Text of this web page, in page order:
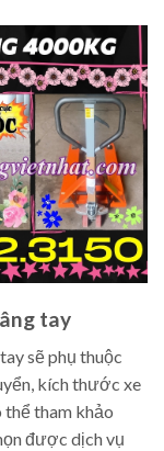
tay
sẽ phụ thuộc
kích thước xe
thể tham khảo
được dịch vụ